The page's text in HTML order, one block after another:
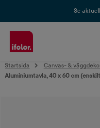
Se
Startsida Canvas- &
Aluminiumtavla, 40 x 60 cm